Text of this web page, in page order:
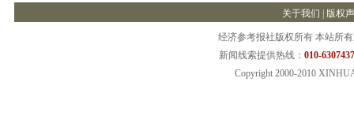
关于我们 版权
经济参考报社版权所有 本站所
新闻线索提供热线： 010-
Copyright 2000-2010